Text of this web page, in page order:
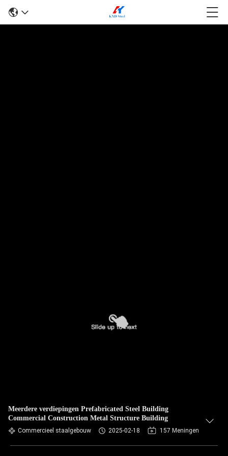
Meerdere verdiepingen Prefabricated Steel Building
Commercial Construction Metal Structure Building
Commercieel staalgebouw 2025-02-18 157 Meningen